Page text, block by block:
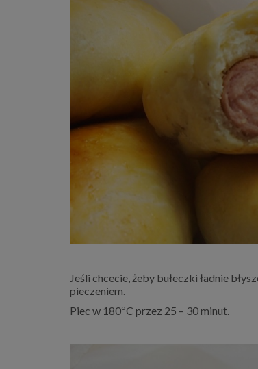
Jeśli chcecie, żeby bułeczki ładnie
pieczeniem.
Piec w 180ºC przez 25 – 30 minut.